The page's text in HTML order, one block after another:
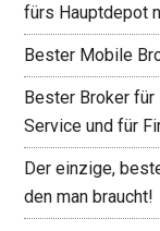
fürs Hauptdepot
Bester Mobile
Bester Broker
Service und für
Der einzige,
den man braucht!